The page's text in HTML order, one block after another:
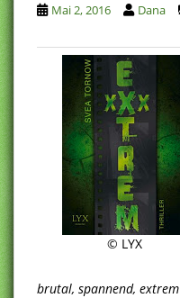
Mai 2, 2016 Dana
© LYX
brutal, spannend, extrem